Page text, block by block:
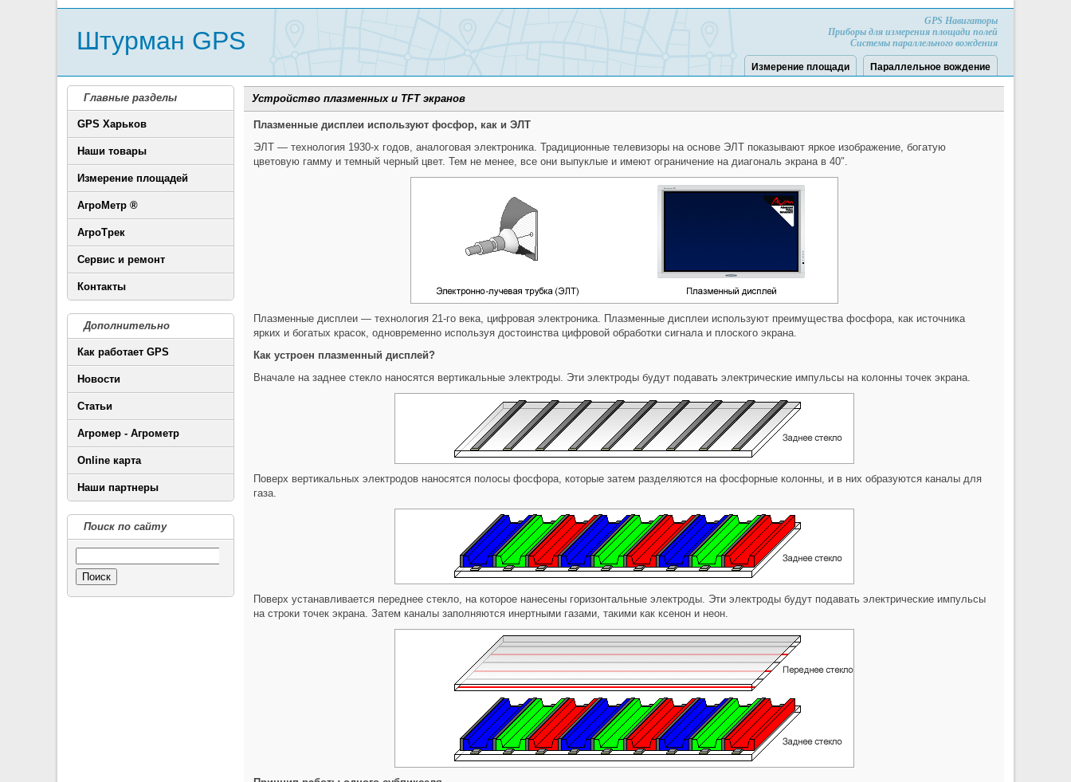
Штурман GPS
GPS Навигаторы
Приборы для измерения площади полей
Системы параллельного вождения
Измерение площади Параллельное вождение
Главные разделы
GPS Харьков
Наши товары
Измерение площадей
АгроМетр ®
АгроТрек
Сервис и ремонт
Контакты
Дополнительно
Как работает GPS
Новости
Статьи
Агромер - Агрометр
Online карта
Наши партнеры
Поиск по сайту
Поиск
Устройство плазменных и TFT экранов
Плазменные дисплеи используют фосфор, как и ЭЛТ
ЭЛТ — технология 1930-х годов, аналоговая электроника. Традиционные телевизоры на основе ЭЛТ показывают яркое изображение, богатую
цветовую гамму и темный черный цвет. Тем не менее, все они выпуклые и имеют ограничение на диагональ экрана в 40″.
Плазменные дисплеи — технология 21-го века, цифровая электроника. Плазменные дисплеи используют преимущества фосфора, как источника
ярких и богатых красок, одновременно используя достоинства цифровой обработки сигнала и плоского экрана.
Как устроен плазменный дисплей?
Вначале на заднее стекло наносятся вертикальные электроды. Эти электроды будут подавать электрические импульсы на колонны точек экрана.
Поверх вертикальных электродов наносятся полосы фосфора, которые затем разделяются на фосфорные колонны, и в них образуются каналы для
газа.
Поверх устанавливается переднее стекло, на которое нанесены горизонтальные электроды. Эти электроды будут подавать электрические импульсы
на строки точек экрана. Затем каналы заполняются инертными газами, такими как ксенон и неон.